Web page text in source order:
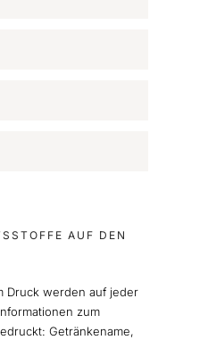
AUF DEN
Druck werden auf jeder
zum
Getränkename,